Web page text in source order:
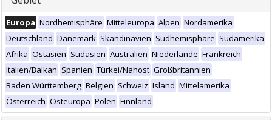
Europa Nordhemisphäre Mitteleuropa Alpen Nordamerika
Deutschland Dänemark Skandinavien Südhemisphäre Südamerika
Afrika Ostasien Südasien Australien Niederlande Frankreich
Italien/Balkan Spanien Türkei/Nahost Großbritannien
Baden Württemberg Belgien Schweiz Island Mittelamerika
Österreich Osteuropa Polen Finnland